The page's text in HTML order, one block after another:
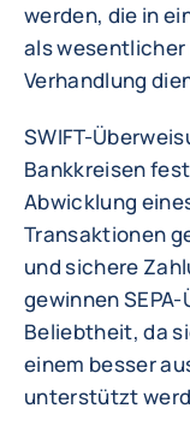
werden, die in
als wesentlicher
Verhandlung
SWIFT-
Bankkreisen
Abwicklung
Transaktionen
und sichere
gewinnen
Beliebtheit, da
einem besser
unterstützt